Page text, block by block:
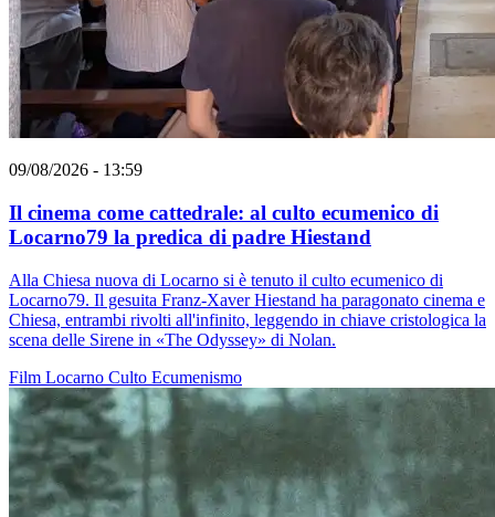
09/08/2026 - 13:59
Il cinema come cattedrale: al culto ecumenico di
Locarno79 la predica di padre Hiestand
Alla Chiesa nuova di Locarno si è tenuto il culto ecumenico di
Locarno79. Il gesuita Franz-Xaver Hiestand ha paragonato cinema e
Chiesa, entrambi rivolti all'infinito, leggendo in chiave cristologica la
scena delle Sirene in «The Odyssey» di Nolan.
Film Locarno Culto Ecumenismo